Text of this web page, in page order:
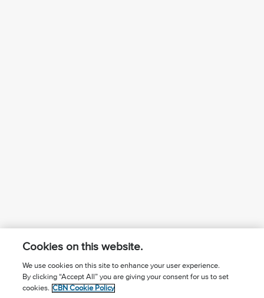
¿Conoces a Jesús?
Suscríbase al boletín
Seguir Mundo Cristiano
Cookies on this website.
We use cookies on this site to enhance your user experience.
By clicking “Accept All” you are giving your consent for us to set
cookies. CBN Cookie Policy